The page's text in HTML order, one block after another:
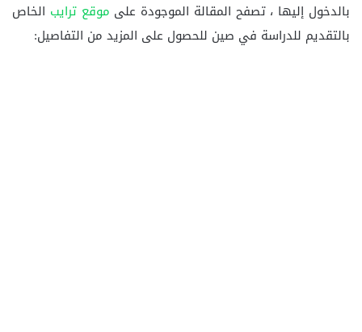
بالدخول إليها ، تصفح المقالة الموجودة على موقع ترايب الخاص
بالتقديم للدراسة في صين للحصول على المزيد من التفاصيل: